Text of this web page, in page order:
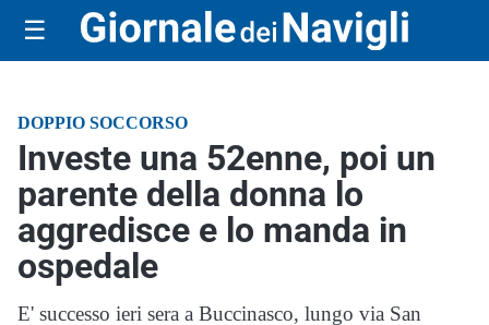
☰
DOPPIO SOCCORSO
Investe una 52enne, poi un
parente della donna lo
aggredisce e lo manda in
ospedale
E' successo ieri sera a Buccinasco, lungo via San